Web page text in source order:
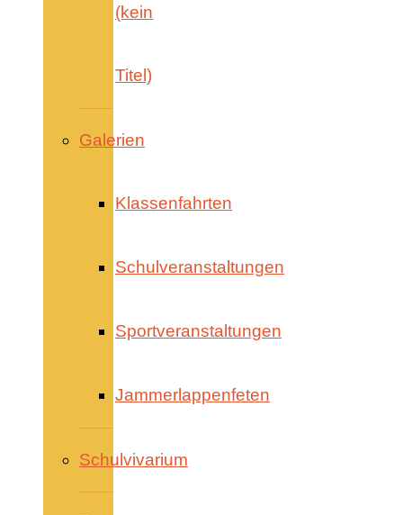
(kein
Titel)
Galerien
Klassenfahrten
Schulveranstaltungen
Sportveranstaltungen
Jammerlappenfeten
Schulvivarium